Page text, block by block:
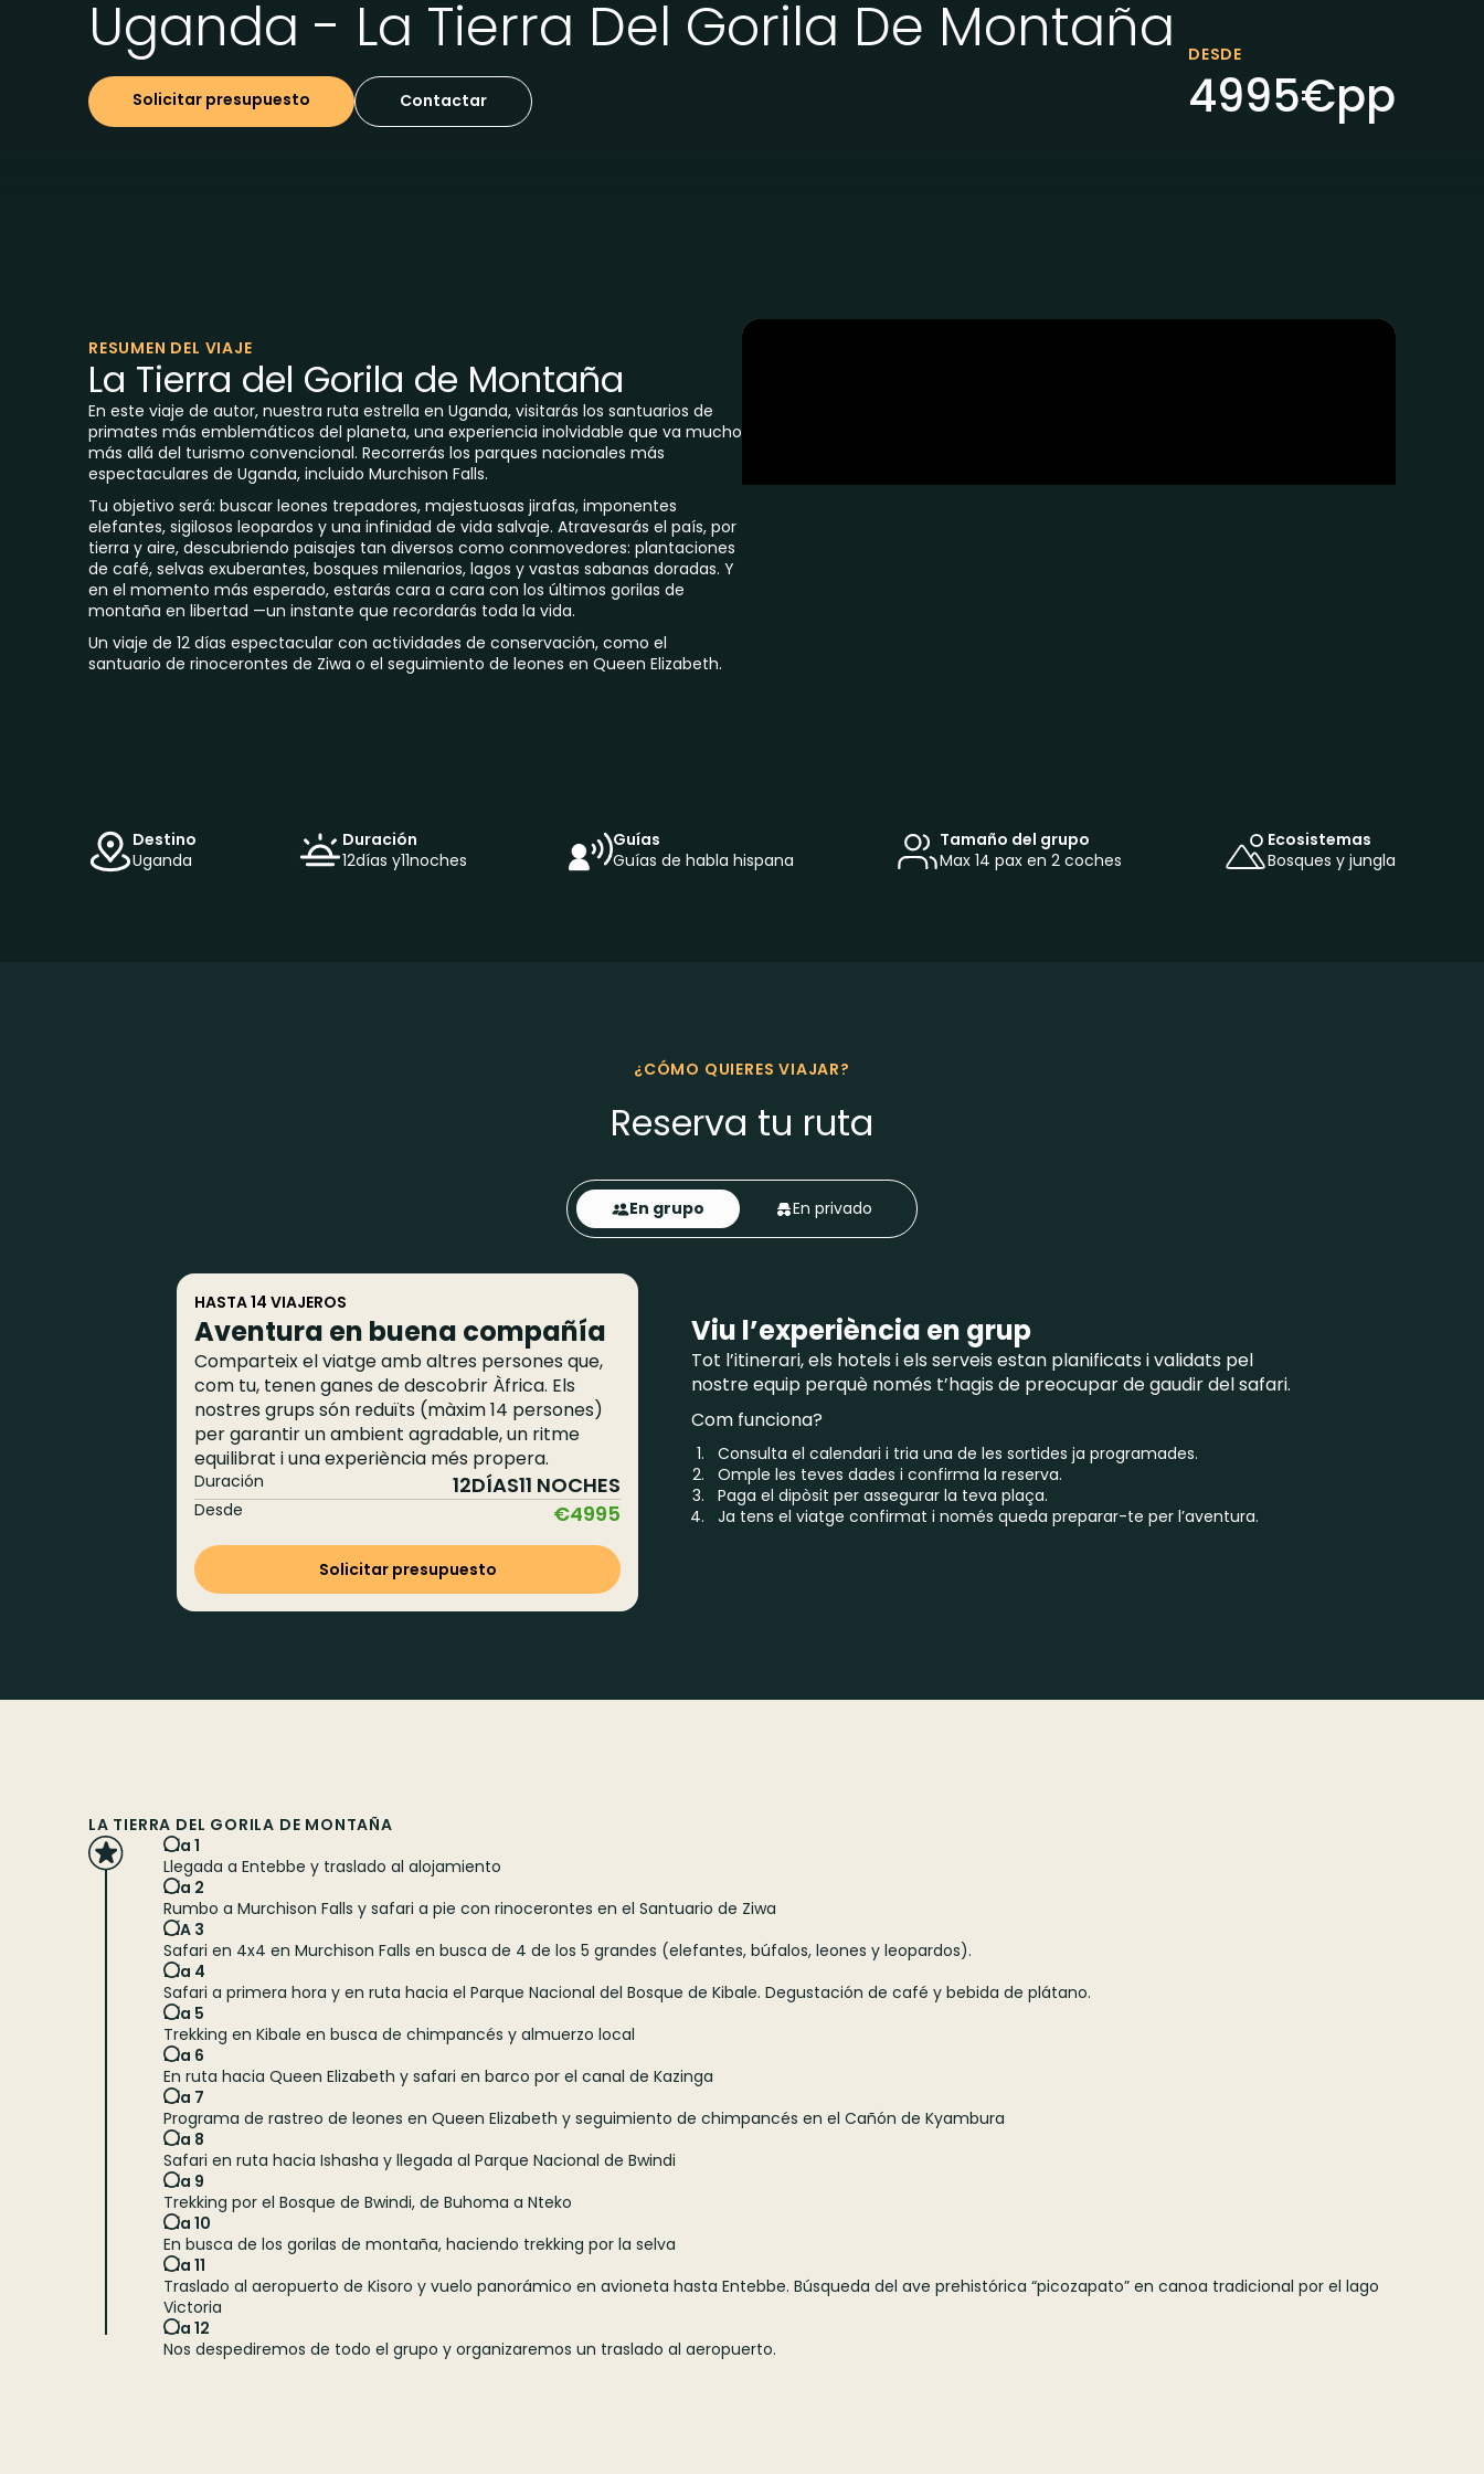
Uganda - La Tierra Del Gorila De Montaña
Solicitar presupuesto Contactar
DESDE
4995€pp
RESUMEN DEL VIAJE
La Tierra del Gorila de Montaña
En este viaje de autor, nuestra ruta estrella en Uganda, visitarás los santuarios de
primates más emblemáticos del planeta, una experiencia inolvidable que va mucho
más allá del turismo convencional. Recorrerás los parques nacionales más
espectaculares de Uganda, incluido Murchison Falls.
Tu objetivo será: buscar leones trepadores, majestuosas jirafas, imponentes
elefantes, sigilosos leopardos y una infinidad de vida salvaje. Atravesarás el país, por
tierra y aire, descubriendo paisajes tan diversos como conmovedores: plantaciones
de café, selvas exuberantes, bosques milenarios, lagos y vastas sabanas doradas. Y
en el momento más esperado, estarás cara a cara con los últimos gorilas de
montaña en libertad —un instante que recordarás toda la vida.
Un viaje de 12 días espectacular con actividades de conservación, como el
santuario de rinocerontes de Ziwa o el seguimiento de leones en Queen Elizabeth.
Destino
Uganda
Duración
12días y11noches
Guías
Guías de habla hispana
Tamaño del grupo
Max 14 pax en 2 coches
Ecosistemas
Bosques y jungla
¿CÓMO QUIERES VIAJAR?
Reserva tu ruta
En grupo En privado
HASTA 14 VIAJEROS
Aventura en buena compañía
Comparteix el viatge amb altres persones que,
com tu, tenen ganes de descobrir Àfrica. Els
nostres grups són reduïts (màxim 14 persones)
per garantir un ambient agradable, un ritme
equilibrat i una experiència més propera.
Duración 12DÍAS11 NOCHES
Desde €4995
Solicitar presupuesto
Viu l’experiència en grup
Tot l’itinerari, els hotels i els serveis estan planificats i validats pel
nostre equip perquè només t’hagis de preocupar de gaudir del safari.
Com funciona?
Consulta el calendari i tria una de les sortides ja programades.
Omple les teves dades i confirma la reserva.
Paga el dipòsit per assegurar la teva plaça.
Ja tens el viatge confirmat i només queda preparar-te per l’aventura.
LA TIERRA DEL GORILA DE MONTAÑA
Día 1
Llegada a Entebbe y traslado al alojamiento
Día 2
Rumbo a Murchison Falls y safari a pie con rinocerontes en el Santuario de Ziwa
DÍA 3
Safari en 4x4 en Murchison Falls en busca de 4 de los 5 grandes (elefantes, búfalos, leones y leopardos).
Día 4
Safari a primera hora y en ruta hacia el Parque Nacional del Bosque de Kibale. Degustación de café y bebida de plátano.
Día 5
Trekking en Kibale en busca de chimpancés y almuerzo local
Dia 6
En ruta hacia Queen Elizabeth y safari en barco por el canal de Kazinga
Día 7
Programa de rastreo de leones en Queen Elizabeth y seguimiento de chimpancés en el Cañón de Kyambura
Día 8
Safari en ruta hacia Ishasha y llegada al Parque Nacional de Bwindi
Día 9
Trekking por el Bosque de Bwindi, de Buhoma a Nteko
Día 10
En busca de los gorilas de montaña, haciendo trekking por la selva
Día 11
Traslado al aeropuerto de Kisoro y vuelo panorámico en avioneta hasta Entebbe. Búsqueda del ave prehistórica “picozapato” en canoa tradicional por el lago
Victoria
Día 12
Nos despediremos de todo el grupo y organizaremos un traslado al aeropuerto.